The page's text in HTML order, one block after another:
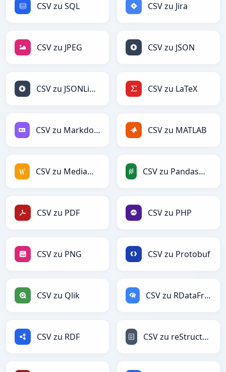
CSV zu SQL CSV zu Jira
CSV zu JPEG CSV zu JSON
CSV zu JSONLines CSV zu LaTeX
CSV zu Markdown CSV zu MATLAB
CSV zu MediaWiki CSV zu PandasDataFrame
CSV zu PDF CSV zu PHP
CSV zu PNG CSV zu Protobuf
CSV zu Qlik CSV zu RDataFrame
CSV zu RDF CSV zu reStructuredText